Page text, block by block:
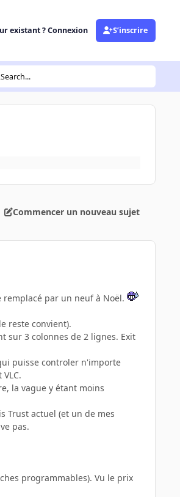
existant ? Connexion S’inscrire
Search...
Commencer un nouveau sujet
par un neuf à Noël.
reste convient).
sur 3 colonnes de 2 lignes. Exit
puisse controler n'importe
la vague y étant moins
Trust actuel (et un de mes
pas.
programmables). Vu le prix